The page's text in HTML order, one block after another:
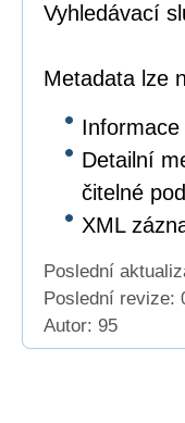
Vyhledávací
Metadata lze
Detailní
čitelné
XML
Poslední
Poslední revize:
Autor: 95